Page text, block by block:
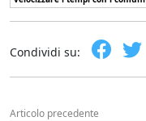
Condividi su:
Articolo precedente